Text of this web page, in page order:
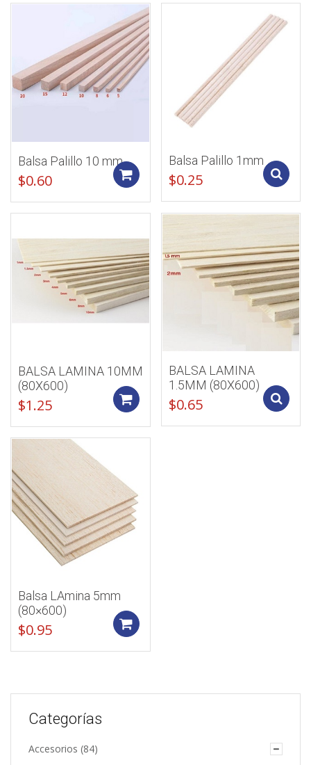
Balsa Palillo 10 mm
$0.60 Add to cart
Balsa Palillo 1mm
$0.25
BALSA LAMINA 10MM
(80X600)
$1.25 Add to cart
BALSA LAMINA
1.5MM (80X600)
$0.65
Balsa LAmina 5mm
(80×600)
$0.95
Categorías
Accesorios (84)